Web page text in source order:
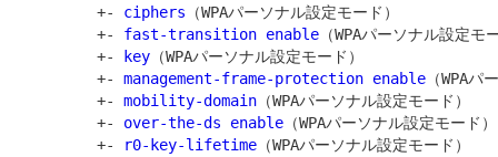
         +-
ciphers （WPAパーソナル設定モード）
         +-
fast-transition enable （WPAパーソナル設定モ
         +-
key （WPAパーソナル設定モード）
         +-
management-frame-protection enable （WPA
         +-
mobility-domain （WPAパーソナル設定モード）
         +-
over-the-ds enable （WPAパーソナル設定モード）
         +-
r0-key-lifetime （WPAパーソナル設定モード）